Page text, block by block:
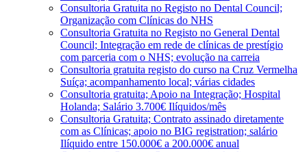
Consultoria Gratuita no Registo no Dental Council;
Organização com Clínicas do NHS
Consultoria Gratuita no Registo no General Dental
Council; Integração em rede de clínicas de prestígio
com parceria com o NHS; evolução na carreia
Consultoria gratuita registo do curso na Cruz Vermelha
Suíça; acompanhamento local; várias cidades
Consultoria gratuita; Apoio na Integração; Hospital
Holanda; Salário 3.700€ Ilíquidos/mês
Consultoria Gratuita; Contrato assinado diretamente
com as Clínicas; apoio no BIG registration; salário
Ilíquido entre 150.000€ a 200.000€ anual